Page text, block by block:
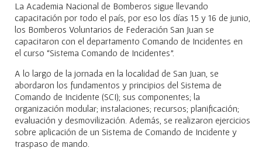
La Academia Nacional de Bomberos sigue llevando
capacitación por todo el país, por eso los días 15 y 16 de junio,
los Bomberos Voluntarios de Federación San Juan se
capacitaron con el departamento Comando de Incidentes en
el curso “Sistema Comando de Incidentes”.
A lo largo de la jornada en la localidad de San Juan, se
abordaron los fundamentos y principios del Sistema de
Comando de Incidente (SCI); sus componentes; la
organización modular; instalaciones; recursos; planificación;
evaluación y desmovilización. Además, se realizaron ejercicios
sobre aplicación de un Sistema de Comando de Incidente y
traspaso de mando.